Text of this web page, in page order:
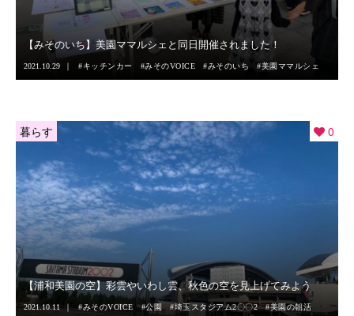
【みそのいち】美園ママルシェと同日開催されました！
2021.10.29 キッチンカー みそのVOICE みそのいち 美園ママルシェ
暮らす 0
【浦和美園の空】彩雲やいわし雲、秋色の空を見上げてみよう
2021.10.11 みそのVOICE 公園 埼玉スタジアム2〇〇2
美園の朝活